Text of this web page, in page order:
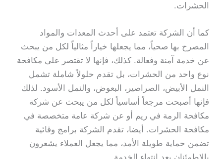
الحشرات.
كما أن الشركة تعتمد على أحدث المعدات والمواد
المصرح بها صحياً، مما يجعلها خياراً مثالياً لكل من يبحث
عن خدمة آمنة وفعالة. كذلك، فإنها لا تقتصر على مكافحة
نوع واحد من الحشرات، بل تقدم حلولاً شاملة تشمل
النمل الأبيض، الصراصير، البعوض، والنمل الأسود. لذلك
فإنها أصبحت مرجعاً أساسياً لكل من يبحث عن شركة
مكافحة الرمة في ريم أو عن شركة عامة متخصصة في
مكافحة الحشرات. أيضا، تقدم الشركة برامج وقائية
تضمن حماية طويلة الأمد، مما يجعل العملاء يشعرون